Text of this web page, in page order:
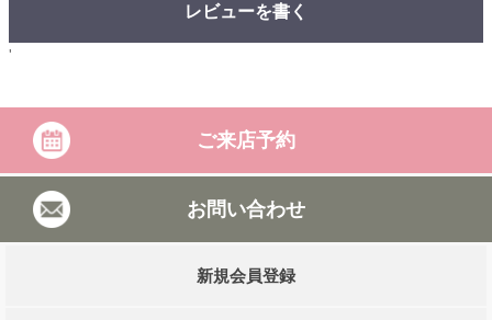
レビューを書く
'
ご来店予約
お問い合わせ
新規会員登録